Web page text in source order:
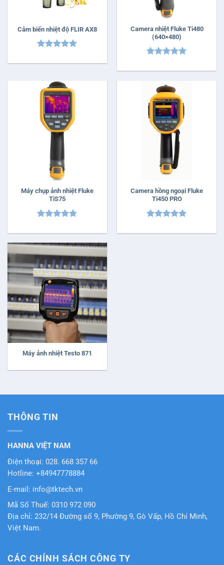
Cảm biến nhiệt độ FLIR AX8
hạng55
Camera nhiệt Fluke Ti480
(640×480)
hạng55
Máy chụp ảnh nhiệt Fluke
TiS75
hạng55
sao
Camera hồng ngoại Fluke
Ti450 PRO
hạng55
Máy ảnh nhiệt Testo 871
THÔNG TIN
HANNA VIỆT NAM
Điện thoại: 028. 668 357 66
Hotline: +84947778884
E-mail: info@tktech.vn
Mã Số Thuế: 0310 972 090
Địa chỉ: 232/14 Đường số 9, Phường 9, Gò Vấp, Hồ Chí Minh,
Việt Nam.
CÁC CHÍNH SÁCH CÔNG TY